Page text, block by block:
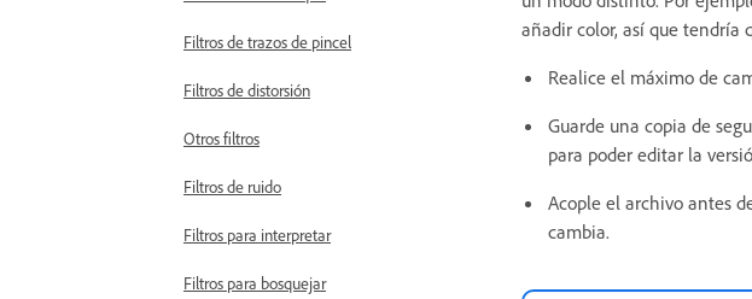
Filtros de trazos de pincel
Filtros de distorsión
Otros filtros
Filtros de ruido
Filtros para interpretar
Filtros para bosquejar
añadir color, así que tendría
Realice el máximo de
Guarde una copia de
para poder editar la
Acople el archivo antes
cambia.